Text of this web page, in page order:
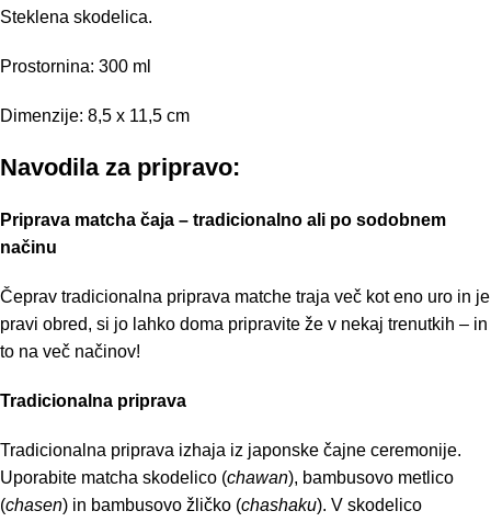
Steklena skodelica.
Prostornina: 300 ml
Dimenzije: 8,5 x 11,5 cm
Navodila za pripravo:
Priprava matcha čaja – tradicionalno ali po sodobnem
načinu
Čeprav tradicionalna priprava matche traja več kot eno uro in je
pravi obred, si jo lahko doma pripravite že v nekaj trenutkih – in
to na več načinov!
Tradicionalna priprava
Tradicionalna priprava izhaja iz japonske čajne ceremonije.
Uporabite matcha skodelico (chawan), bambusovo metlico
(chasen) in bambusovo žličko (chashaku). V skodelico